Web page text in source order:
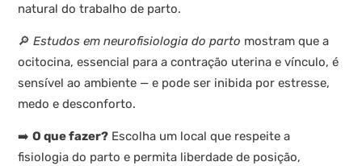
natural do trabalho de parto.
🔎Estudos em neurofisiologia do parto mostram que a
ocitocina, essencial para a contração uterina e vínculo, é
sensível ao ambiente — e pode ser inibida por estresse,
medo e desconforto.
➡️O que fazer? Escolha um local que respeite a
fisiologia do parto e permita liberdade de posição,